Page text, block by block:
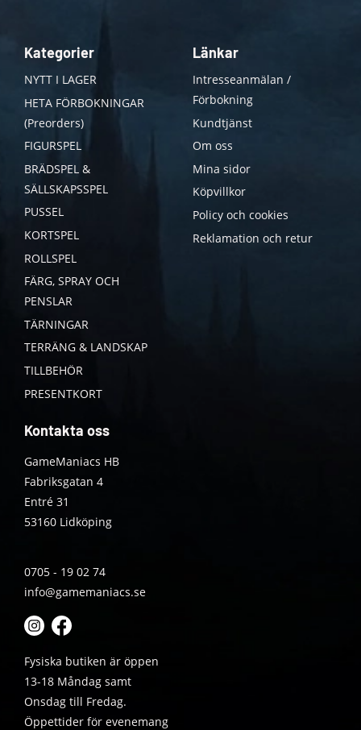
Kategorier
NYTT I LAGER
HETA FÖRBOKNINGAR
(Preorders)
FIGURSPEL
BRÄDSPEL &
SÄLLSKAPSSPEL
PUSSEL
KORTSPEL
ROLLSPEL
FÄRG, SPRAY OCH
PENSLAR
TÄRNINGAR
TERRÄNG & LANDSKAP
TILLBEHÖR
PRESENTKORT
Länkar
Intresseanmälan /
Förbokning
Kundtjänst
Om oss
Mina sidor
Köpvillkor
Policy och cookies
Reklamation och retur
Kontakta oss
GameManiacs HB
Fabriksgatan 4
Entré 31
53160 Lidköping
0705 - 19 02 74
info@gamemaniacs.se
Fysiska butiken är öppen
13-18 Måndag samt
Onsdag till Fredag.
Öppettider för evenemang